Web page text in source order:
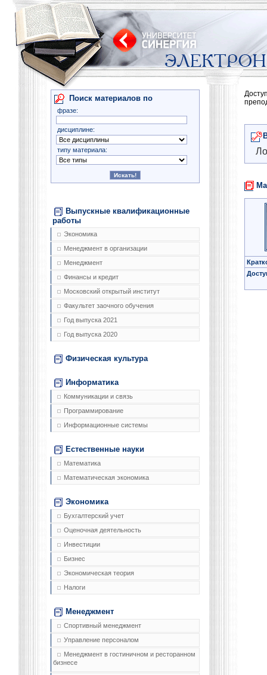
Поиск материалов по
фразе:
дисциплине:
типу материала:
Выпускные квалификационные
работы
Экономика
Менеджмент в организации
Менеджмент
Финансы и кредит
Московский открытый институт
Факультет заочного обучения
Год выпуска 2021
Год выпуска 2020
Физическая культура
Информатика
Коммуникации и связь
Программирование
Информационные системы
Естественные науки
Математика
Математическая экономика
Экономика
Бухгалтерский учет
Оценочная деятельность
Инвестиции
Бизнес
Экономическая теория
Налоги
Менеджмент
Спортивный менеджмент
Управление персоналом
Менеджмент в гостиничном и ресторанном
бизнесе